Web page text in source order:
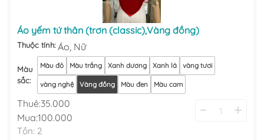
Áo yếm tứ thân (trơn (classic),Vàng đồng)
Thuộc tính: Áo, Nữ
Màu
sắc:
Màu đỏ Màu trắng Xanh dương Xanh lá vàng tươi
vàng nghệ Vàng đồng Màu đen Màu cam
Thuê:35.000
Mua:100.000
Tồn: 2